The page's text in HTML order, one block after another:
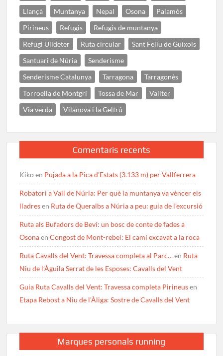
Llançà
Muntanya Nepal Osona
Palamós
Pirineus
Refugis
Refugis de muntanya
Refugi Ulldeter
Ruta circular
Sant Feliu de Guíxols
Santuari de Núria
Senderisme
Senderisme Catalunya
Tarragona
Tarragonès
Torroella de Montgrí
Tossa de Mar
Vallter
Via verda
Vilanova i la Geltrú
Comentaris recents
Kikoen Pujada a la Pica d’Estats (3.133 m) per Vallferrera
Robatori a Vall de Núria: Per què la muntanya va vèncer els
lladresen Ruta de Queralbs a Núria a peu: guia de l’excursió
Ruta als Bufadors de Beví: un bosc de conte de fades a
OsonaenCongost de Mont-rebei: El camí excavat a la roca
Ruta Cavalls del Vent: Travessa completa al Parc…en Ruta
Niu de l’Àguila Serrat de les Esposes: Cavalls del Vent
Guia Ruta Cavalls del Vent: Travessa completa Pirineusen
Etapa Rebost a Niu de l’Àliga: Sostre de Cavalls del Vent
Marques personals running